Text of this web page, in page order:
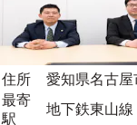
住所
愛知県名古
最寄
駅
地下鉄東山